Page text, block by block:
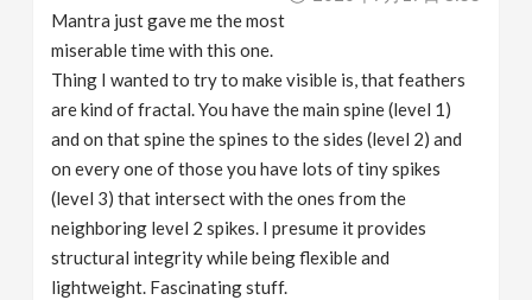
Mantra just gave me the most
miserable time with this one.
Thing I wanted to try to make visible is, that feathers
are kind of fractal. You have the main spine (level 1)
and on that spine the spines to the sides (level 2) and
on every one of those you have lots of tiny spikes
(level 3) that intersect with the ones from the
neighboring level 2 spikes. I presume it provides
structural integrity while being flexible and
lightweight. Fascinating stuff.